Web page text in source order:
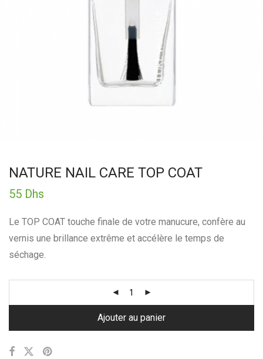
NATURE NAIL CARE TOP COAT
55 Dhs
Le TOP COAT touche finale de votre manucure, confère au
vernis une brillance extrême et accélère le temps de
séchage.
Ajouter au panier